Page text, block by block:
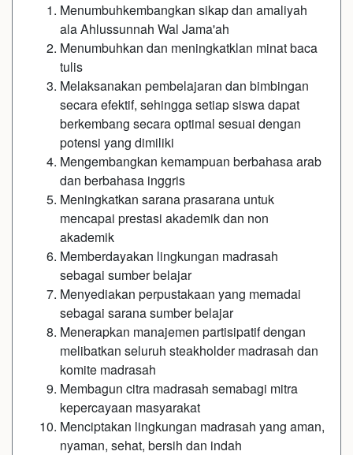
Menumbuhkembangkan sikap dan amaliyah
ala Ahlussunnah Wal Jama'ah
Menumbuhkan dan meningkatklan minat baca
tulis
Melaksanakan pembelajaran dan bimbingan
secara efektif, sehingga setiap siswa dapat
berkembang secara optimal sesuai dengan
potensi yang dimiliki
Mengembangkan kemampuan berbahasa arab
dan berbahasa inggris
Meningkatkan sarana prasarana untuk
mencapai prestasi akademik dan non
akademik
Memberdayakan lingkungan madrasah
sebagai sumber belajar
Menyediakan perpustakaan yang memadai
sebagai sarana sumber belajar
Menerapkan manajemen partisipatif dengan
melibatkan seluruh steakholder madrasah dan
komite madrasah
Membagun citra madrasah semabagi mitra
kepercayaan masyarakat
Menciptakan lingkungan madrasah yang aman,
nyaman, sehat, bersih dan indah